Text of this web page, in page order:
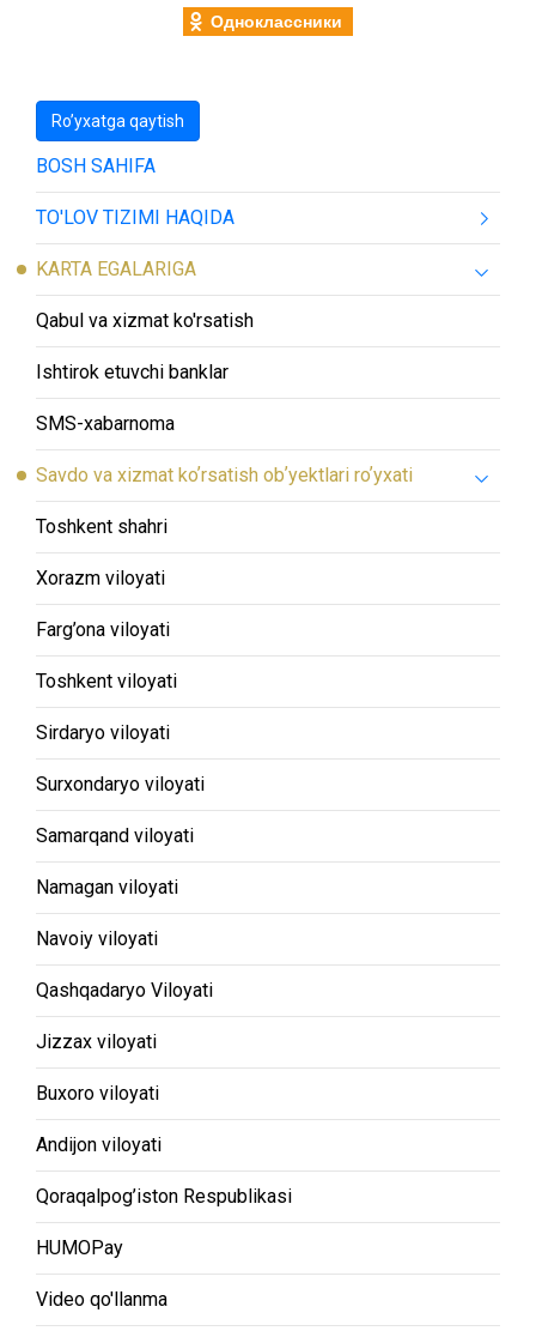
Одноклассники
Ro’yxatga qaytish
BOSH SAHIFA
TO'LOV TIZIMI HAQIDA
KARTA EGALARIGA
Qabul va xizmat ko'rsatish
Ishtirok etuvchi banklar
SMS-хabarnoma
Savdo va xizmat koʼrsatish obʼyektlari roʼyxati
Toshkent shahri
Xorazm viloyati
Farg’ona viloyati
Toshkent viloyati
Sirdaryo viloyati
Surxondaryo viloyati
Samarqand viloyati
Namagan viloyati
Navoiy viloyati
Qashqadaryo Viloyati
Jizzax viloyati
Buxoro viloyati
Andijon viloyati
Qoraqalpog’iston Respublikasi
HUMOPay
Video qo'llanma